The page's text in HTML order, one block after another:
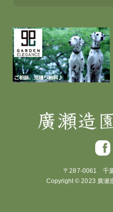
〒287-0061 千
Copyright © 2023 廣瀬